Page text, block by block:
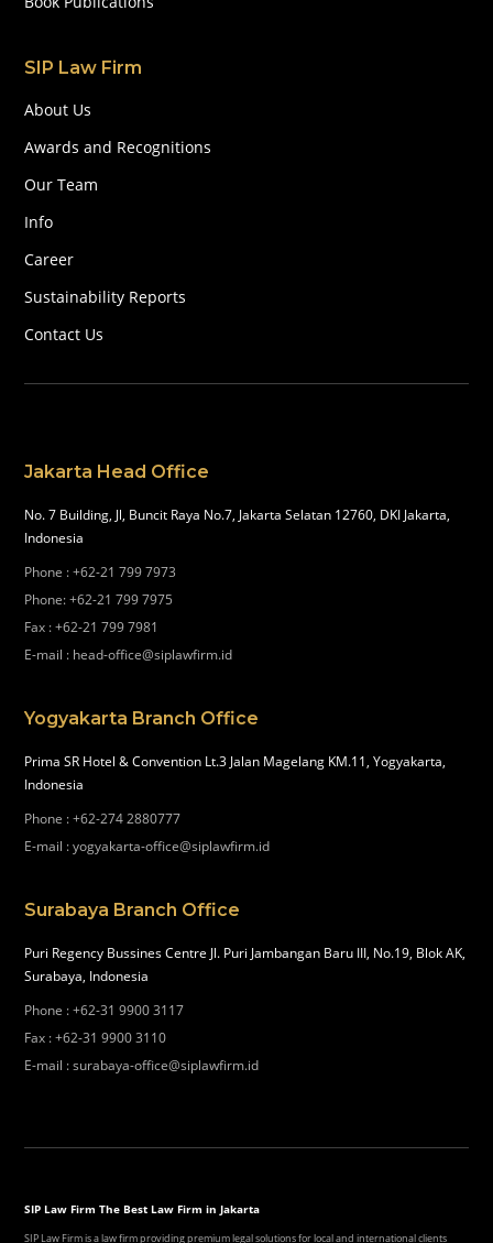
SIP Law Firm
About Us
Awards and Recognitions
Our Team
Info
Career
Sustainability Reports
Contact Us
Jakarta Head Office
No. 7 Building, Jl, Buncit Raya No.7, Jakarta Selatan 12760, DKI Jakarta,
Indonesia
Phone :+62-21 799 7973
Phone:+62-21 799 7975
Fax :+62-21 799 7981
E-mail : head-office@siplawfirm.id
Yogyakarta Branch Office
Prima SR Hotel & Convention Lt.3 Jalan Magelang KM.11, Yogyakarta,
Indonesia
Phone :+62-274 2880777
E-mail :yogyakarta-office@siplawfirm.id
Surabaya Branch Office
Puri Regency Bussines Centre Jl. Puri Jambangan Baru III, No.19, Blok AK,
Surabaya, Indonesia
Phone :+62-31 9900 3117
Fax :+62-31 9900 3110
E-mail :surabaya-office@siplawfirm.id
SIP Law Firm The Best Law Firm in Jakarta
SIP Law Firm is a law firm providing premium legal solutions for local and international clients